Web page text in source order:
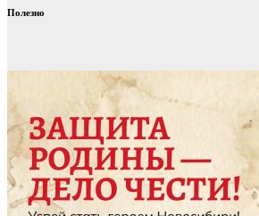
Полезно